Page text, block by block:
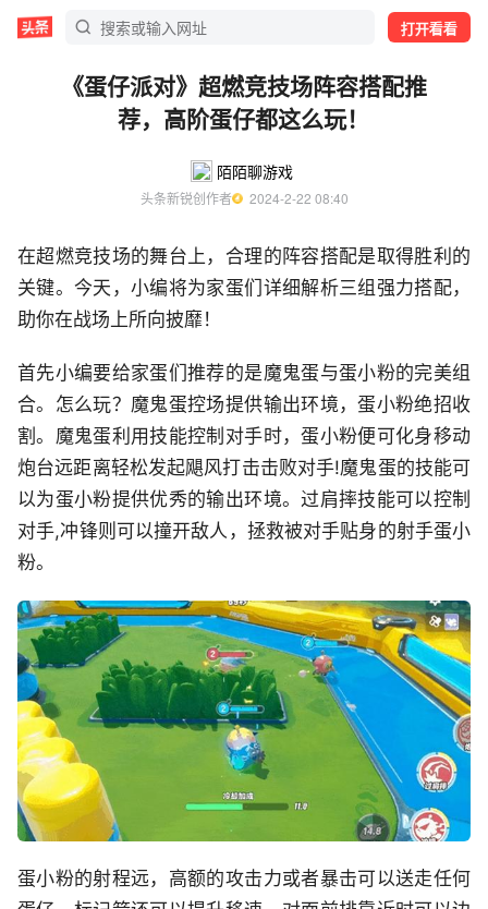
打开看看
《蛋仔派对》超燃竞技场阵容搭配推
荐，高阶蛋仔都这么玩！
陌陌聊游戏
头条新锐创作者
  2024-2-22 08:40
在超燃竞技场的舞台上，合理的阵容搭配是取得胜利的
关键。今天，小编将为家蛋们详细解析三组强力搭配，
助你在战场上所向披靡！
首先小编要给家蛋们推荐的是魔鬼蛋与蛋小粉的完美组
合。怎么玩？魔鬼蛋控场提供输出环境，蛋小粉绝招收
割。魔鬼蛋利用技能控制对手时，蛋小粉便可化身移动
炮台远距离轻松发起飓风打击击败对手!魔鬼蛋的技能可
以为蛋小粉提供优秀的输出环境。过肩摔技能可以控制
对手,冲锋则可以撞开敌人，拯救被对手贴身的射手蛋小
粉。
蛋小粉的射程远，高额的攻击力或者暴击可以送走任何